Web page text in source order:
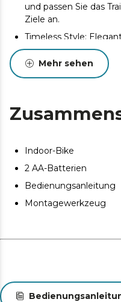
und passen Sie das
Ziele an.
Timeless Style:
erlaubt, ein Element
Ihr Zuhause zu sein.
Wir kümmern uns um
Herzfrequenzmesser.
empfohlene maximale
Mehr sehen
Indoor-Bike
2 AA-Batterien
Bedienungsanleitung
Montagewerkzeug